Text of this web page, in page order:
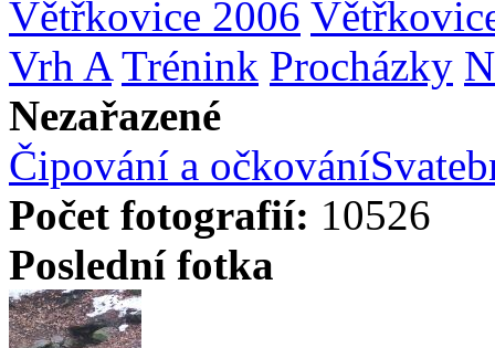
Větřkovice 2006
Vrh A Trénink Procházky
Nezařazené
Čipování a očkování
Počet fotografií: 10526
Poslední fotka